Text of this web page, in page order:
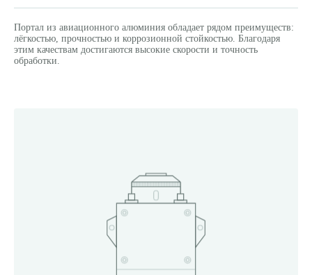
Портал из авиационного алюминия обладает рядом преимуществ:
лёгкостью, прочностью и коррозионной стойкостью. Благодаря
этим качествам достигаются высокие скорости и точность
обработки.